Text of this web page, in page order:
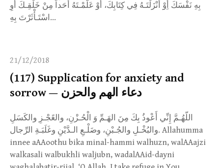
بِهِ نَفْسَكَ أِوْ أَنْزَلْتَـهُ فِي كِتَابِكَ، أَوْ عَلَّمْـتَهُ أَحَداً مِنْ خَلْقِـكَ أَوِ
اسْتَـأْثَرْتَ بِهِ…
21/12/2018
(117) Supplication for anxiety and
sorrow — دعاء الهم والحزن
اللّهُـمَّ إِنِّي أَعْوذُ بِكَ مِنَ الهَـمِّ وَ الْحُـزْنِ، والعًجْـزِ والكَسَلِ
والبُخْـلِ والجُـبْنِ، وضَلْـعِ الـدَّيْنِ وغَلَبَـةِ الرِّجال. Allahumma
innee aAAoothu bika minal-hammi walhuzn, walAAajzi
walkasali walbukhli waljubn, wadalAAid-dayni